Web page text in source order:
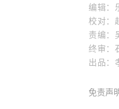
编辑：
校对：
责编：
终审：
出品：
免责声